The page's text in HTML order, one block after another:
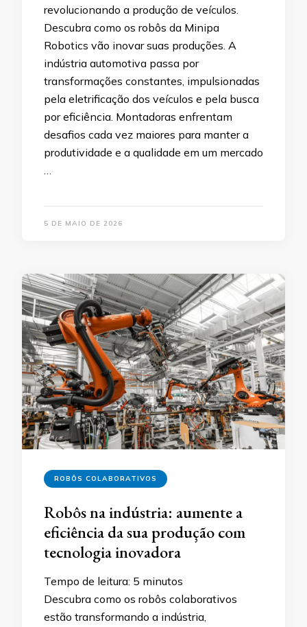
revolucionando a produção de veículos.
Descubra como os robôs da Minipa
Robotics vão inovar suas produções. A
indústria automotiva passa por
transformações constantes, impulsionadas
pela eletrificação dos veículos e pela busca
por eficiência. Montadoras enfrentam
desafios cada vez maiores para manter a
produtividade e a qualidade em um mercado
…
5 DE MAIO DE 2026
ROBÔS COLABORATIVOS
Robôs na indústria: aumente a
eficiência da sua produção com
tecnologia inovadora
Tempo de leitura: 5 minutos
Descubra como os robôs colaborativos
estão transformando a indústria,